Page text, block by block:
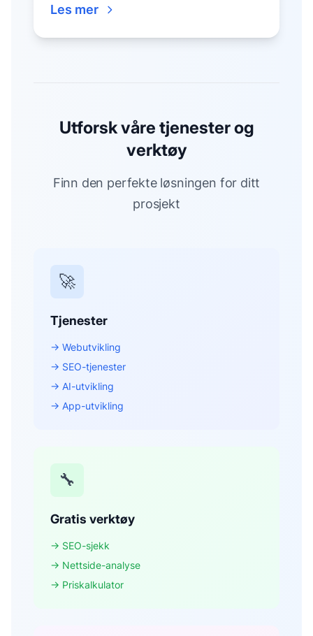
Les mer
Utforsk våre tjenester og
verktøy
Finn den perfekte løsningen for ditt
prosjekt
🚀
Tjenester
→ Webutvikling
→ SEO-tjenester
→ AI-utvikling
→ App-utvikling
🔧
Gratis verktøy
→ SEO-sjekk
→ Nettside-analyse
→ Priskalkulator